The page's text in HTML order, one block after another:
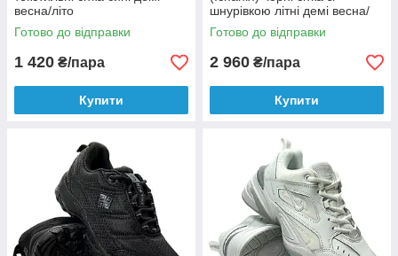
весна/літо
Готово до відправки
1 420 ₴/пара
Купити
шнурівкою літні демі весна/
літо 46949.26CUSHION
Готово до відправки
2 960 ₴/пара
Купити